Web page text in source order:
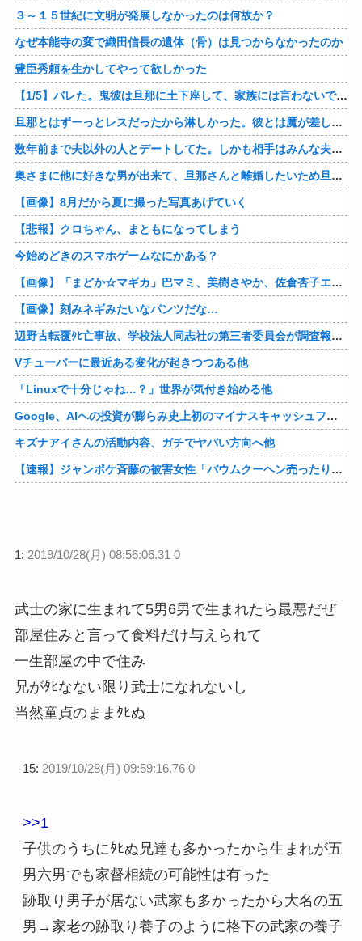
３～１５世紀に文明が発展しなかったのは何故か？
なぜ本能寺の変で織田信長の遺体（骨）は見つからなかったのか
豊臣秀頼を生かしてやって欲しかった
【1/5】バレた。鬼彼は旦那に土下座して、家族には言わないで下さいって…。いつの間にか子供も出来ていたようで私はドン引きでした。→お前の旦那はお前にドン引きだよｗ
旦那とはずーっとレスだったから淋しかった。彼とは魔が差したというか恋に恋してしまって… 結婚してくれ！って言われたけど、それは彼が毎日色々したいだけ。やっと目が覚めた。
数年前まで夫以外の人とデートしてた。しかも相手はみんな夫の仕事関係の人。例えるなら夫はサッカーチームの管理栄養士、デート相手複数人は全員そのサッカーチーム選手みたいな。
奥さまに他に好きな男が出来て、旦那さんと離婚したいため旦那さんのＤＶをでっちあげて、まんまと周りを騙している話を聞いたのは、未来の鬼女たちだったｗ
【画像】8月だから夏に撮った写真あげていく
【悲報】クロちゃん、まともになってしまう
今始めどきのスマホゲームなにかある？
【画像】「まどか☆マギカ」巴マミ、美樹さやか、佐倉杏子エロすぎ放課後えんこーハメ撮りどぴゅどぴゅエチエチが最高すぎる❣
【画像】刻みネギみたいなパンツだな…
辺野古転覆ﾀﾋ亡事故、学校法人同志社の第三者委員会が調査報告書を公表 … 安全配慮義務違反や安全管理に関する検証を妨げた組織風土の存在を指摘
Vチューバーに最近ある変化が起きつつある他
「Linuxで十分じゃね…？」世界が気付き始める他
Google、AIへの投資が膨らみ史上初のマイナスキャッシュフローに陥る他
キズナアイさんの活動内容、ガチでヤバい方向へ他
【速報】ジャンポケ斉藤の被害女性「バウムクーヘン売ったりTikTokライブしててムカついたから示談しなかった」他
1: 2019/10/28(月) 08:56:06.31 0
武士の家に生まれて5男6男で生まれたら最悪だぜ
部屋住みと言って食料だけ与えられて
一生部屋の中で住み
兄がﾀﾋなない限り武士になれないし
当然童貞のままﾀﾋぬ
15: 2019/10/28(月) 09:59:16.76 0
>>1
子供のうちにﾀﾋぬ兄達も多かったから生まれが五
男六男でも家督相続の可能性は有った
跡取り男子が居ない武家も多かったから大名の五
男→家老の跡取り養子のように格下の武家の養子